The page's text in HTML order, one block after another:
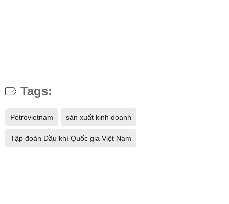
Tags:
Petrovietnam sản xuất kinh doanh
Tập đoàn Dầu khí Quốc gia Việt Nam